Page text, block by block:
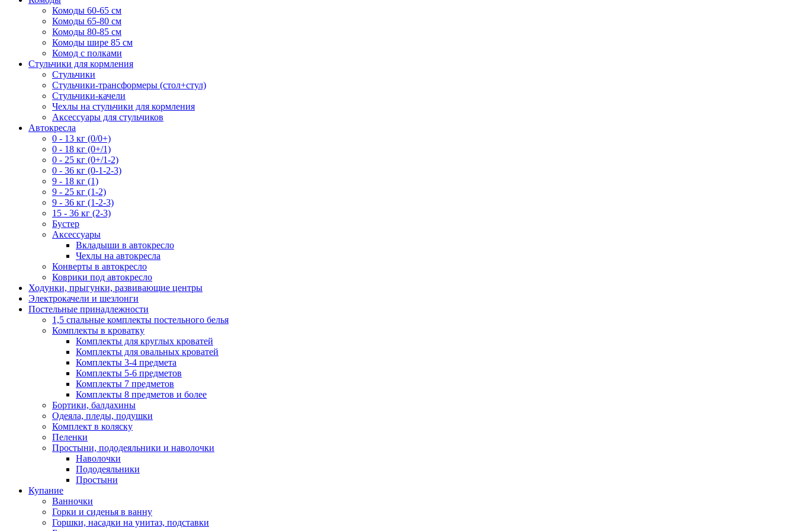
Комоды 60-65 см
Комоды 65-80 см
Комоды 80-85 см
Комоды шире 85 см
Комод с полками
Стульчики для кормления
Стульчики
Стульчики-трансформеры (стол+стул)
Стульчики-качели
Чехлы на стульчики для кормления
Аксессуары для стульчиков
Автокресла
0 - 13 кг (0/0+)
0 - 18 кг (0+/1)
0 - 25 кг (0+/1-2)
0 - 36 кг (0-1-2-3)
9 - 18 кг (1)
9 - 25 кг (1-2)
9 - 36 кг (1-2-3)
15 - 36 кг (2-3)
Бустер
Аксессуары
Вкладыши в автокресло
Чехлы на автокресла
Конверты в автокресло
Коврики под автокресло
Ходунки, прыгунки, развивающие центры
Электрокачели и шезлонги
Постельные принадлежности
1,5 спальные комплекты постельного белья
Комплекты в кроватку
Комплекты для круглых кроватей
Комплекты для овальных кроватей
Комплекты 3-4 предмета
Комплекты 5-6 предметов
Комплекты 7 предметов
Комплекты 8 предметов и более
Бортики, балдахины
Одеяла, пледы, подушки
Комплект в коляску
Пеленки
Простыни, пододеяльники и наволочки
Наволочки
Пододеяльники
Простыни
Купание
Ванночки
Горки и сиденья в ванну
Горшки, насадки на унитаз, подставки